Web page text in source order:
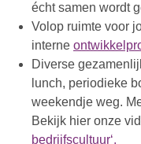
écht samen wordt
Volop ruimte voor
interne
Diverse
lunch, periodieke
weekendje weg.
Bekijk hier onze
bedrijfscultuur‘.